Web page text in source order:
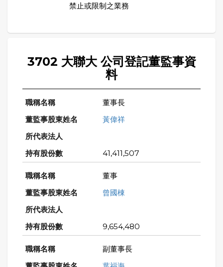
禁止或限制之業務
3702 大聯大 公司登記董監事資
料
董事長
黃偉祥
41,411,507
董事
曾國棟
9,654,480
副董事長